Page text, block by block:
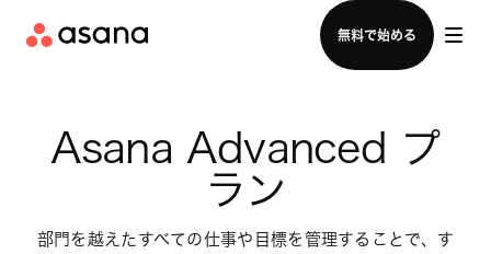
無料で始める
セールスチームに問い合わせる
Asana Advanced プ
ラン
部門を越えたすべての仕事や目標を管理することで、す